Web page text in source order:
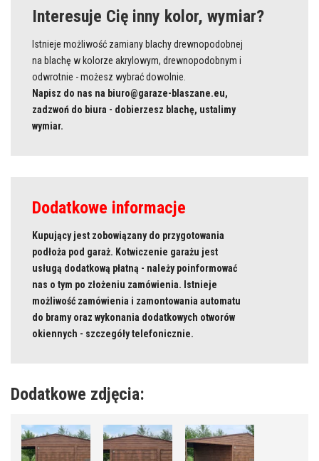
Interesuje Cię inny kolor, wymiar?
Istnieje możliwość zamiany blachy drewnopodobnej
na blachę w kolorze akrylowym, drewnopodobnym i
odwrotnie - możesz wybrać dowolnie.
Napisz do nas na biuro@garaze-blaszane.eu,
zadzwoń do biura - dobierzesz blachę, ustalimy
wymiar.
Dodatkowe informacje
Kupujący jest zobowiązanydo przygotowania
podłoża pod garaż. Kotwiczenie garażu jest
usługą dodatkową płatną - należy poinformować
nas o tym po złożeniu zamówienia. Istnieje
możliwość zamówienia i zamontowania automatu
do bramy oraz wykonania dodatkowych otworów
okiennych - szczegóły telefonicznie.
Dodatkowe zdjęcia: